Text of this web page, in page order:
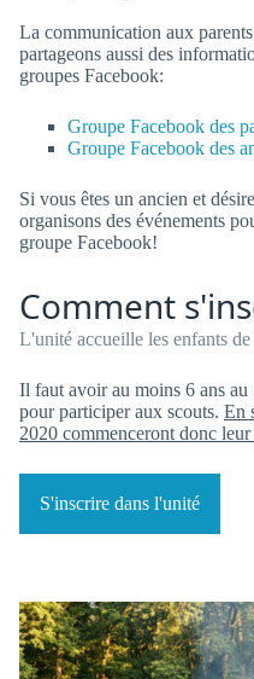
La communication aux
partageons aussi des
groupes Facebook:
Groupe Facebook des
Groupe Facebook des
Si vous êtes un ancien et
organisons des événements
groupe Facebook!
Comment
L'unité accueille les enfants de
Il faut avoir au moins 6 ans au
pour participer aux scouts. En
2020 commenceront donc
S'inscrire dans l'unité